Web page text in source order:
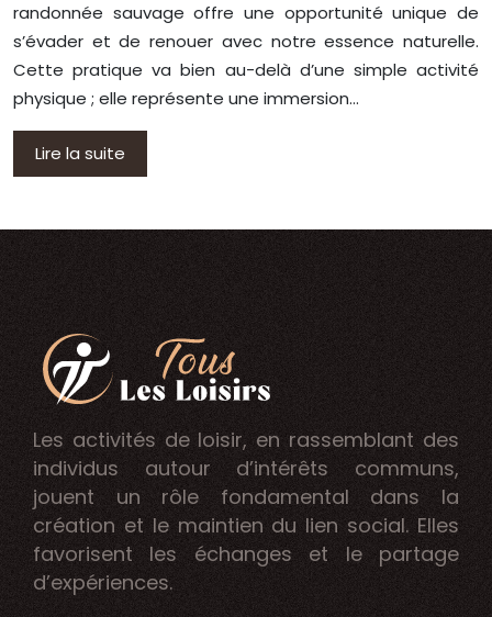
randonnée sauvage offre une opportunité unique de
s’évader et de renouer avec notre essence naturelle.
Cette pratique va bien au-delà d’une simple activité
physique ; elle représente une immersion…
Lire la suite
Les activités de loisir, en rassemblant des
individus autour d’intérêts communs,
jouent un rôle fondamental dans la
création et le maintien du lien social. Elles
favorisent les échanges et le partage
d’expériences.